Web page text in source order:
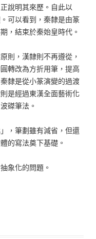
說明其來歷。自此以
可以看到，秦隸是由篆
，結束於秦始皇時代。
則，漢隸則不再遵從，
轉改為方折用筆，提高
隸是從小篆演變的過渡
是經過東漢全面藝術化
磔筆法。
，筆劃雖有減省，但還
的寫法奠下基礎。
象化的問題。